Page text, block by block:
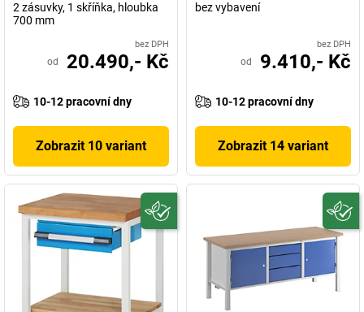
2 zásuvky, 1 skříňka, hloubka
700 mm
bez DPH
od 20.490,- Kč
10-12 pracovní dny
Zobrazit 10 variant
bez vybavení
bez DPH
od 9.410,- Kč
10-12 pracovní dny
Zobrazit 14 variant